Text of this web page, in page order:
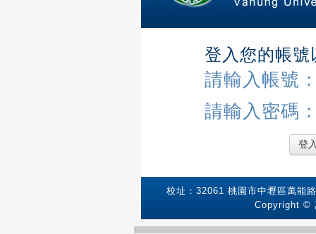
登入您的帳號
請輸入帳號
請輸入密碼
登
校址：32061 桃園市中壢區萬能
Copyright ©